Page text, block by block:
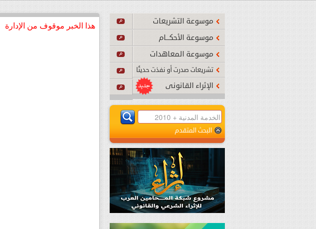
الواجب
أصبح نافذًا بدءًا من تاريخ صدوره اقرأ المزيد
موسوعة التشريعات
موسوعة الأحكــام
موسوعة المعاهدات
تشريعات صدرت أو نفذت حديثًا
الإثراء القانونى
البحث المتقدم
هذا الخبر موقوف من الإدارة